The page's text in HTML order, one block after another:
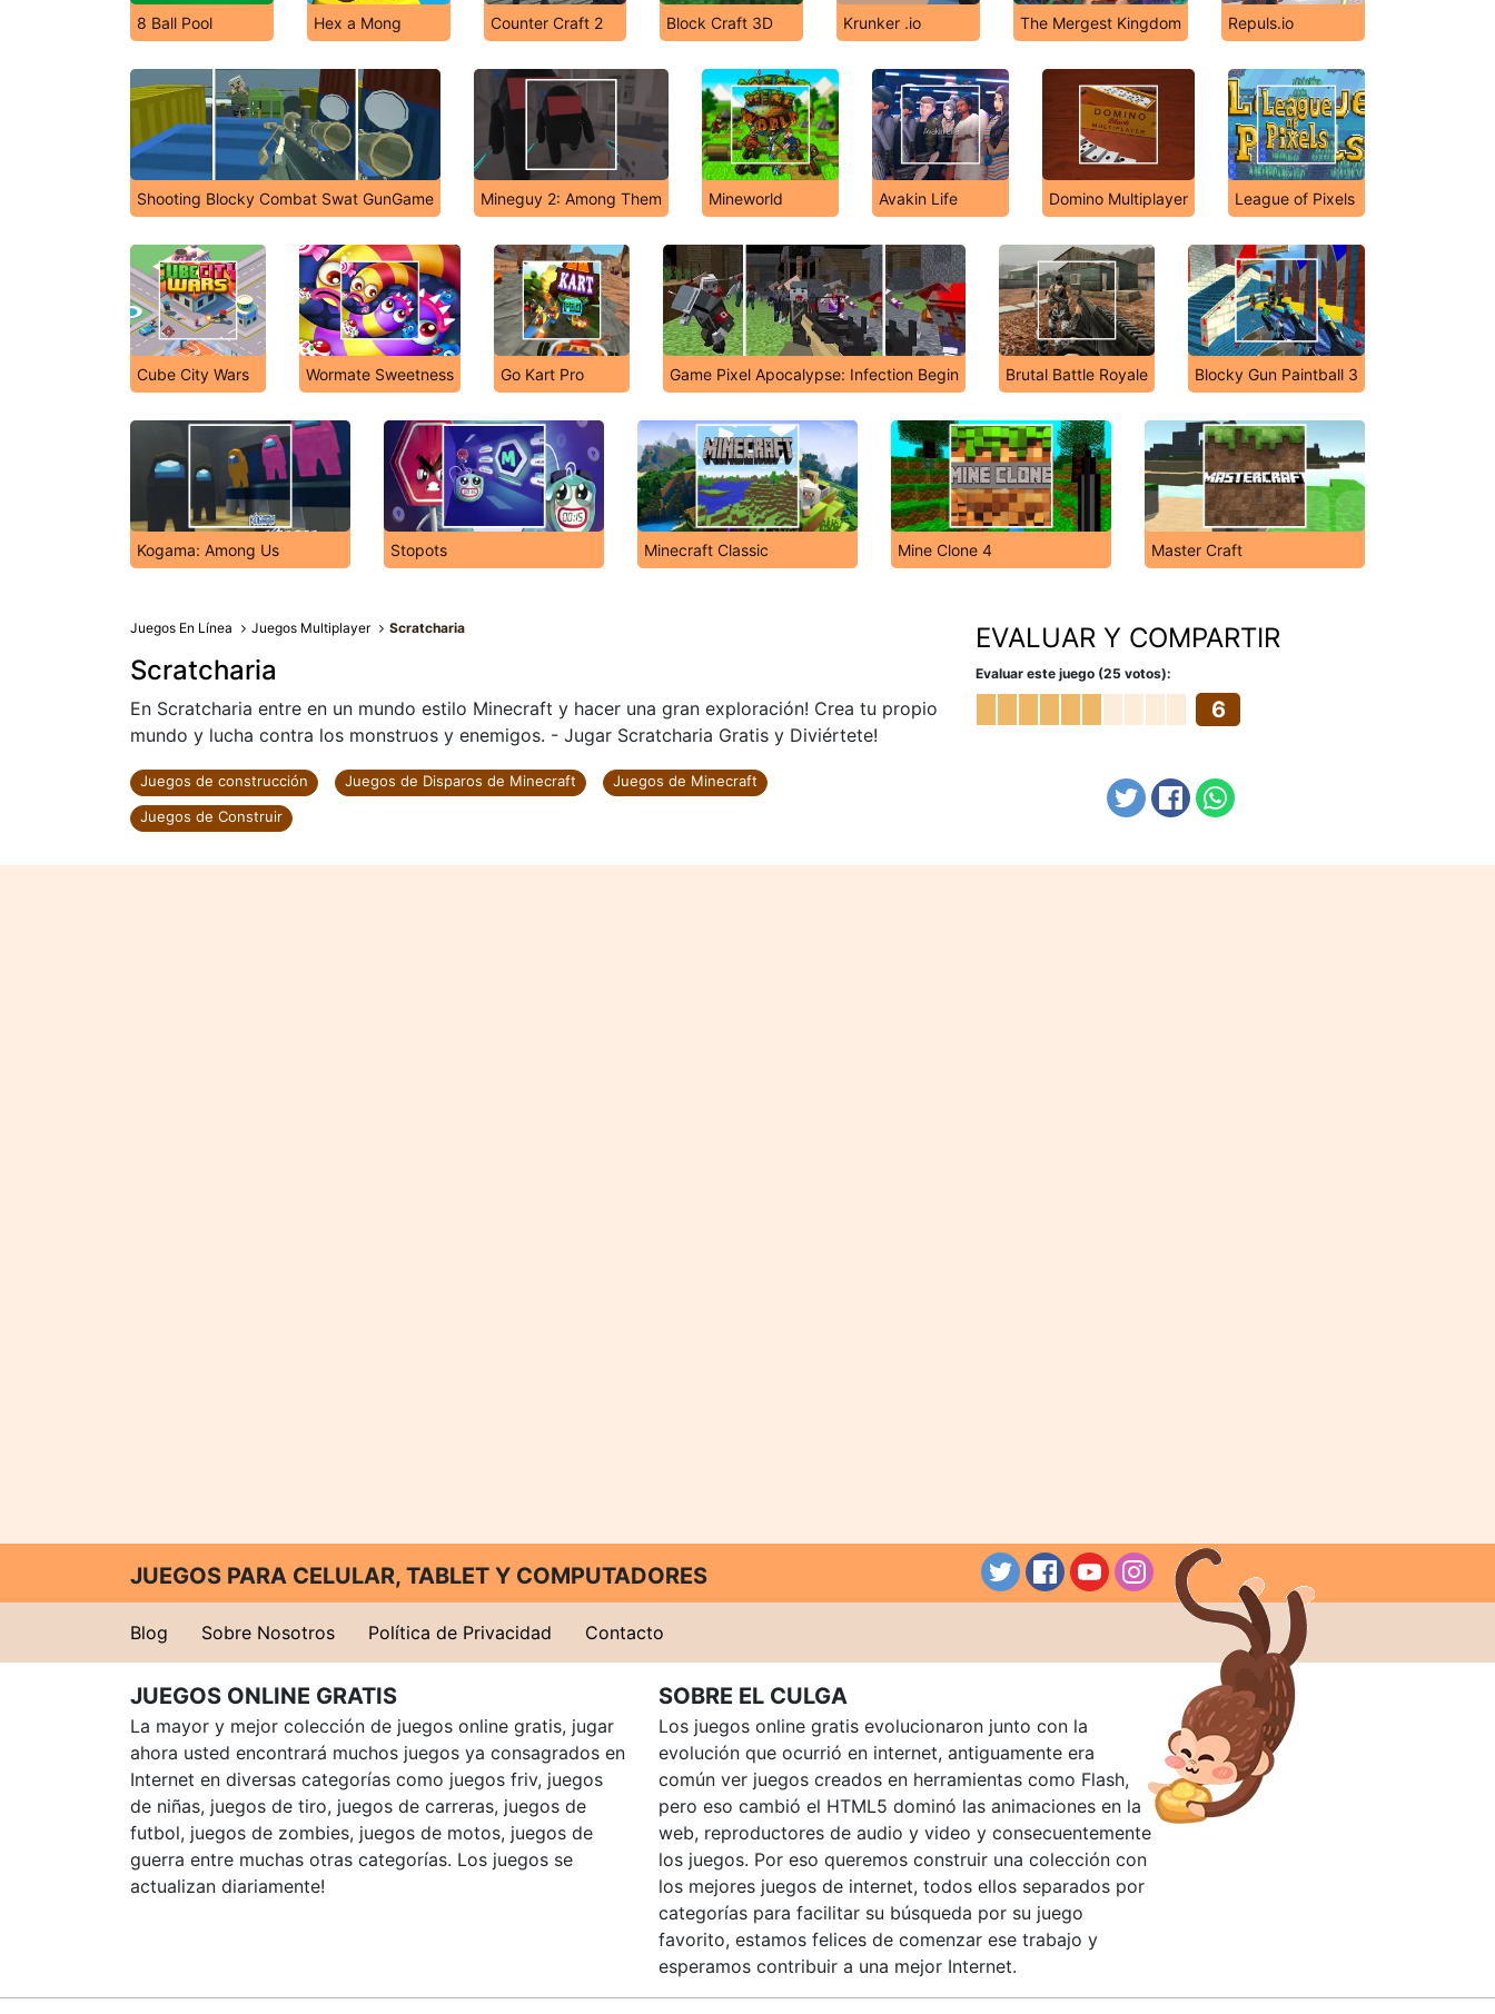
8 Ball Pool Hex a Mong Counter Craft 2 Block Craft 3D Krunker .io The Mergest Kingdom Repuls.io
Shooting Blocky Combat Swat GunGame Mineguy 2: Among Them Mineworld Avakin Life Domino Multiplayer League of Pixels
Cube City Wars Wormate Sweetness Go Kart Pro Game Pixel Apocalypse: Infection Begin Brutal Battle Royale Blocky Gun Paintball 3
Kogama: Among Us Stopots Minecraft Classic Mine Clone 4 Master Craft
Juegos En Línea Juegos Multiplayer Scratcharia
Scratcharia
En Scratcharia entre en un mundo estilo Minecraft y hacer una gran exploración! Crea tu propio
mundo y lucha contra los monstruos y enemigos. - Jugar Scratcharia Gratis y Diviértete!
Juegos de construcción Juegos de Disparos de Minecraft
Juegos de Minecraft
Juegos de Construir
EVALUAR Y COMPARTIR
Evaluar este juego (25 votos):
6
JUEGOS PARA CELULAR, TABLET Y COMPUTADORES
Blog Sobre Nosotros Política de Privacidad Contacto
JUEGOS ONLINE GRATIS
La mayor y mejor colección de juegos online gratis, jugar
ahora usted encontrará muchos juegos ya consagrados en
Internet en diversas categorías como juegos friv, juegos
de niñas, juegos de tiro, juegos de carreras, juegos de
futbol, juegos de zombies, juegos de motos, juegos de
guerra entre muchas otras categorías. Los juegos se
actualizan diariamente!
SOBRE EL CULGA
Los juegos online gratis evolucionaron junto con la
evolución que ocurrió en internet, antiguamente era
común ver juegos creados en herramientas como Flash,
pero eso cambió el HTML5 dominó las animaciones en la
web, reproductores de audio y video y consecuentemente
los juegos. Por eso queremos construir una colección con
los mejores juegos de internet, todos ellos separados por
categorías para facilitar su búsqueda por su juego
favorito, estamos felices de comenzar ese trabajo y
esperamos contribuir a una mejor Internet.